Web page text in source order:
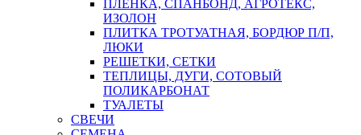
ПЛЕНКА, СПАНБОНД, АГРОТЕКС,
ИЗОЛОН
ПЛИТКА ТРОТУАТНАЯ, БОРДЮР П/П,
ЛЮКИ
РЕШЕТКИ, СЕТКИ
ТЕПЛИЦЫ, ДУГИ, СОТОВЫЙ
ПОЛИКАРБОНАТ
ТУАЛЕТЫ
СВЕЧИ